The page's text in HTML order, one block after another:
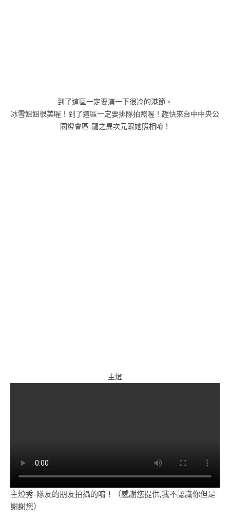
到了這區一定要演一下很冷的港節。
冰雪姐姐很美喔！到了這區一定要排隊拍照喔！趕快來台中中央公
園燈會區-龍之異次元跟她照相唷！
主燈
主燈秀-隊友的朋友拍攝的唷！（感謝您提供,我不認識你但是
謝謝您）